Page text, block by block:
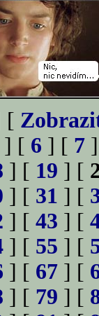
[
] [ 6 ] [ 7
] [ 19 ] [
] [ 31 ] [
] [ 43 ] [
] [ 55 ] [
] [ 67 ] [
] [ 79 ] [